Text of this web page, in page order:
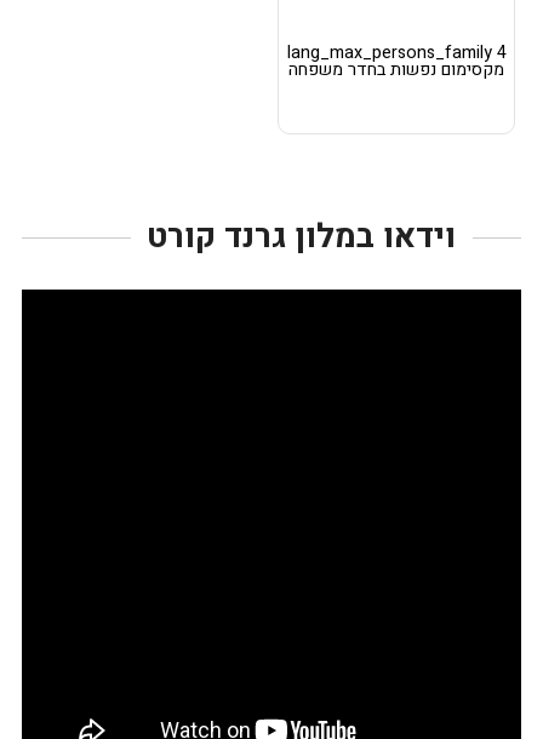
lang_max_persons_family 4
מקסימום נפשות בחדר משפחה
וידאו במלון גרנד קורט